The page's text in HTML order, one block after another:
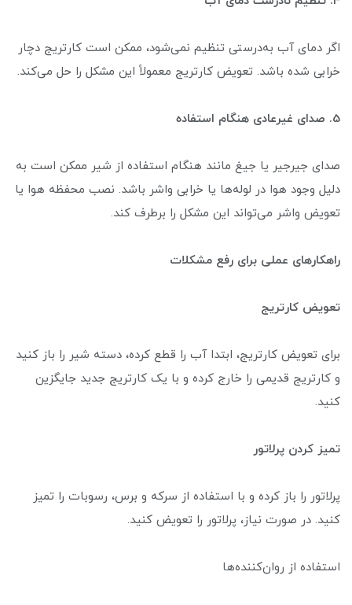
اگر دمای آب به‌درستی تنظیم نمی‌شود، ممکن است کارتریج دچار
خرابی شده باشد. تعویض کارتریج معمولاً این مشکل را حل می‌کند.
5. صدای غیرعادی هنگام استفاده
صدای جیرجیر یا جیغ مانند هنگام استفاده از شیر ممکن است به
دلیل وجود هوا در لوله‌ها یا خرابی واشر باشد. نصب محفظه هوا یا
تعویض واشر می‌تواند این مشکل را برطرف کند.
راهکارهای عملی برای رفع مشکلات
تعویض کارتریج
برای تعویض کارتریج، ابتدا آب را قطع کرده، دسته شیر را باز کنید
و کارتریج قدیمی را خارج کرده و با یک کارتریج جدید جایگزین
کنید.
تمیز کردن پرلاتور
پرلاتور را باز کرده و با استفاده از سرکه و برس، رسوبات را تمیز
کنید. در صورت نیاز، پرلاتور را تعویض کنید.
استفاده از روان‌کننده‌ها